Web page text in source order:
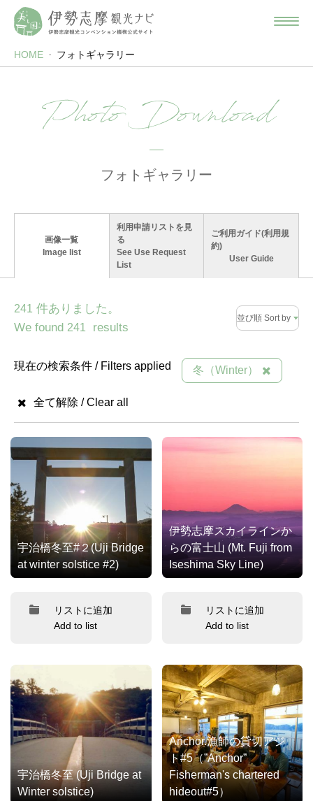
HOME フォトギャラリー
Photo Download
フォトギャラリー
画像一覧
Image list
利用申請リストを見
る
See Use Request
List
ご利用ガイド(利用規
約)
User Guide
241 件ありました。
We found 241 results
並び順 Sort by
現在の検索条件 / Filters applied 冬（Winter）
全て解除 / Clear all
宇治橋冬至#２(Uji Bridge
at winter solstice #2)
リストに追加
Add to list
伊勢志摩スカイラインか
らの富士山 (Mt. Fuji from
Iseshima Sky Line)
リストに追加
Add to list
宇治橋冬至 (Uji Bridge at
Winter solstice)
Anchor.漁師の貸切アジ
ト#5（”Anchor”
Fisherman's chartered
hideout#5）